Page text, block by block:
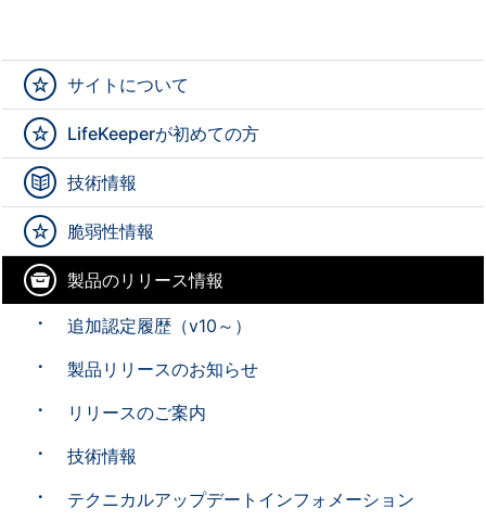
サイトについて
LifeKeeperが初めての方
技術情報
脆弱性情報
製品のリリース情報
追加認定履歴（v10～）
製品リリースのお知らせ
リリースのご案内
技術情報
テクニカルアップデートインフォメーション